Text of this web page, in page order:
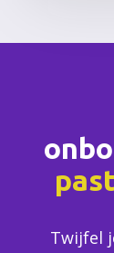
Twijfel